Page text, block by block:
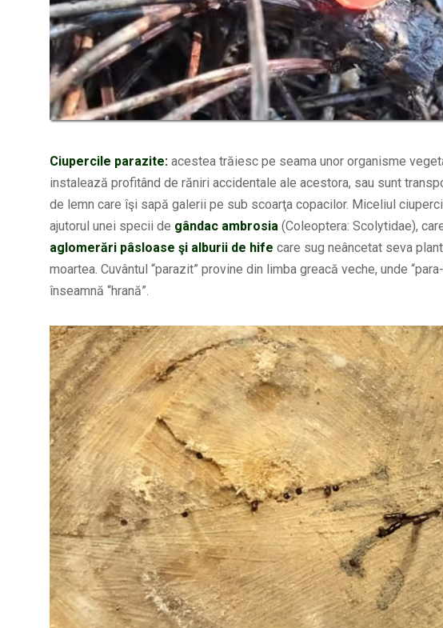
Ciupercile parazite: acestea trăiesc pe seama unor organisme
instalează profitând de răniri accidentale ale acestora, sau sunt
de lemn care îşi sapă galerii pe sub scoarţa copacilor. Miceliul
ajutorul unei specii de gândac ambrosia (Coleoptera: Scolytidae),
aglomerări pâsloase şi alburii de hife care sug neâncetat seva
moartea. Cuvântul “parazit” provine din limba greacă veche, unde
înseamnă “hrană”.